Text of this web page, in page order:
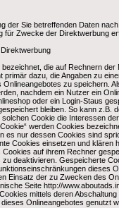
der Sie betreffenden Daten
für Zwecke der Direktwerbung
bezeichnet, die auf Rechnern
primär dazu, die Angaben zu
zu speichern.
nachdem ein Nutzer ein
oder ein Login-Staus
bleiben. So kann z.B.
Cookie die Interessen
werden Cookies
es nur dessen Cookies sind
Cookies einsetzen und
auf ihrem Rechner
deaktivieren. Gespeicherte
dieses
Einsatz der zu Zwecken des
Seite http://
mittels deren
Onlineangebotes genutzt